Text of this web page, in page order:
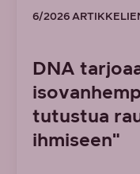
6/2026
DNA
tutustua
ihmiseen"